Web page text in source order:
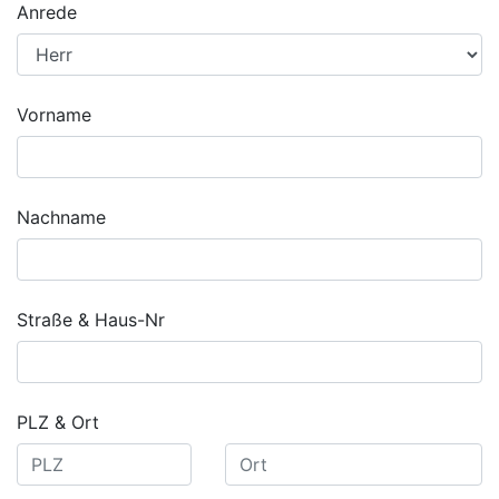
Anrede
Vorname
Nachname
Straße & Haus-Nr
PLZ & Ort